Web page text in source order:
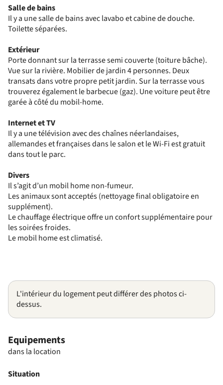
Salle de bains
Il y a une salle de bains avec lavabo et cabine de douche.
Toilette séparées.
Extérieur
Porte donnant sur la terrasse semi couverte (toiture bâche).
Vue sur la rivière. Mobilier de jardin 4 personnes. Deux
transats dans votre propre petit jardin. Sur la terrasse vous
trouverez également le barbecue (gaz). Une voiture peut être
garée à côté du mobil-home.
Internet et TV
Il y a une télévision avec des chaînes néerlandaises,
allemandes et françaises dans le salon et le Wi-Fi est gratuit
dans tout le parc.
Divers
Il s’agit d’un mobil home non-fumeur.
Les animaux sont acceptés (nettoyage final obligatoire en
supplément).
Le chauffage électrique offre un confort supplémentaire pour
les soirées froides.
Le mobil home est climatisé.
L'intérieur du logement peut différer des photos ci-
dessus.
Equipements
dans la location
Situation